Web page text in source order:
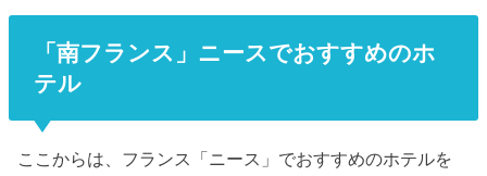
「南フランス」ニースでおすすめのホ
テル
ここからは、フランス「ニース」 でおすすめのホテルを